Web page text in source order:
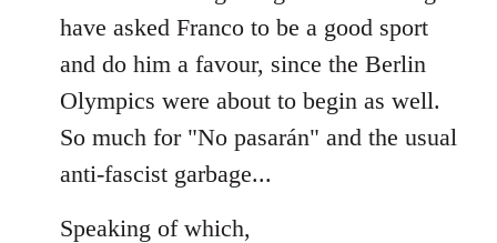
have asked Franco to be a good sport
and do him a favour, since the Berlin
Olympics were about to begin as well.
So much for "No pasarán" and the usual
anti-fascist garbage...
Speaking of which,